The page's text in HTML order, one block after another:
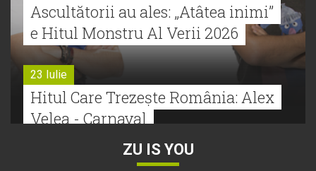
Ascultătorii au ales: „Atâtea inimi”
e Hitul Monstru Al Verii 2026
23 Iulie
Hitul Care Trezește România: Alex
Velea - Carnaval
ZU IS YOU